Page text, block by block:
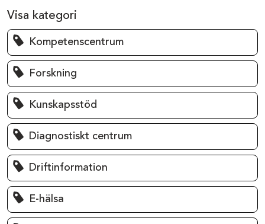
Visa kategori
Kompetenscentrum
Forskning
Kunskapsstöd
Diagnostiskt centrum
Driftinformation
E-hälsa